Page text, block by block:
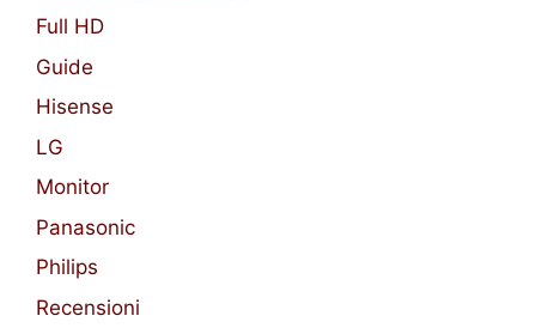
Full HD
Guide
Hisense
LG
Monitor
Panasonic
Philips
Recensioni